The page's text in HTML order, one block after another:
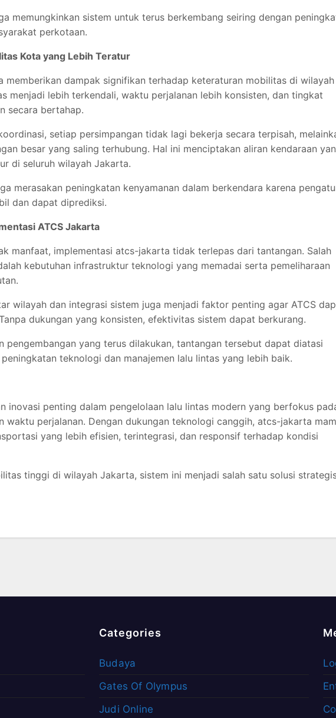
memungkinkan sistem untuk terus berkembang seiring dengan
perkotaan.
Kota yang Lebih Teratur
memberikan dampak signifikan terhadap keteraturan mobilitas di wilayah
menjadi lebih terkendali, waktu perjalanan lebih konsisten, dan tingkat
secara bertahap.
setiap persimpangan tidak lagi bekerja secara terpisah,
besar yang saling terhubung. Hal ini menciptakan aliran kendaraan
di seluruh wilayah Jakarta.
merasakan peningkatan kenyamanan dalam berkendara karena
dan dapat diprediksi.
ATCS Jakarta
manfaat, implementasi atcs-jakarta tidak terlepas dari tantangan. Salah
kebutuhan infrastruktur teknologi yang memadai serta pemeliharaan
wilayah dan integrasi sistem juga menjadi faktor penting agar ATCS
dukungan yang konsisten, efektivitas sistem dapat berkurang.
pengembangan yang terus dilakukan, tantangan tersebut dapat diatasi
teknologi dan manajemen lalu lintas yang lebih baik.
inovasi penting dalam pengelolaan lalu lintas modern yang berfokus
waktu perjalanan. Dengan dukungan teknologi canggih, atcs-jakarta
yang lebih efisien, terintegrasi, dan responsif terhadap kondisi
tinggi di wilayah Jakarta, sistem ini menjadi salah satu solusi
Categories
Budaya
Gates Of Olympus
Judi Online